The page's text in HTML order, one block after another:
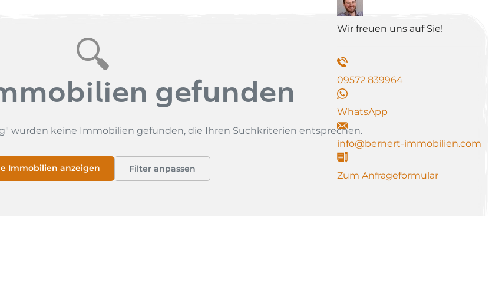
Wir freuen uns auf Sie!
09572 839964
WhatsApp
info@bernert-immobilien.com
Zum Anfrageformular
🔍
gefunden
wurden keine Immobilien gefunden, die Ihren Suchkriterien entsprechen.
Immobilien anzeigen Filter anpassen